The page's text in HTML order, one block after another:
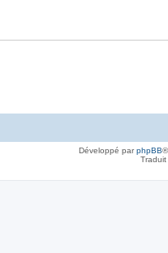
Développé parphpBB